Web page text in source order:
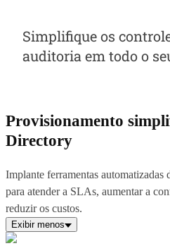
Simplifique os
auditoria em todo o
Provisionamento
Directory
Implante ferramentas automatizadas
para atender a SLAs, aumentar a
reduzir os custos.
Exibir menos